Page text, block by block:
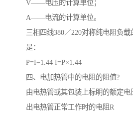
V——电压的计算单位；
A——电流的计算单位。
三相四线380／220对称纯电阻负
是：
P=I÷1.44 I=P×1.44
四、电加热管中的电阻的阻值?
由电热管或其包装上标眀的额定电
出电热管正常工作时的电阻R